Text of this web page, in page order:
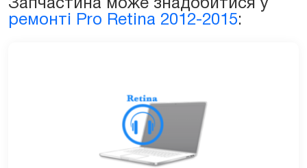
Запчастина може знадобитися у
ремонті Pro Retina 2012-2015: